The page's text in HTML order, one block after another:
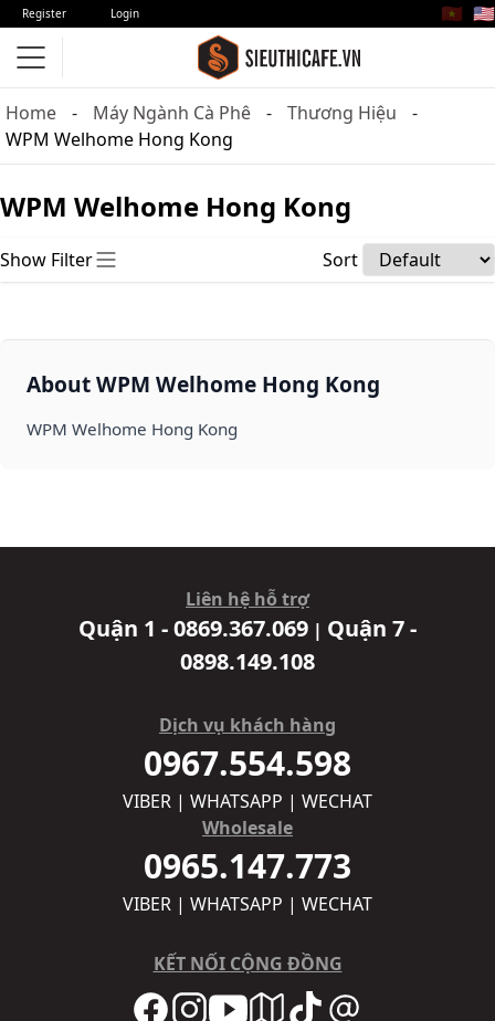
Register Login 🇻🇳 🇺🇸
Home Máy Ngành Cà Phê
Thương Hiệu
WPM Welhome Hong Kong
WPM Welhome Hong Kong
Show Filter Sort
About WPM Welhome Hong Kong
WPM Welhome Hong Kong
Liên hệ hỗ trợ
Quận 1 - 0869.367.069 | Quận 7 -
0898.149.108
Dịch vụ khách hàng
0967.554.598
VIBER | WHATSAPP | WECHAT
Wholesale
0965.147.773
VIBER | WHATSAPP | WECHAT
KẾT NỐI CỘNG ĐỒNG